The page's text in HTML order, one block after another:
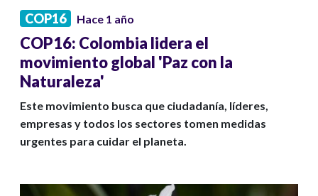
COP16 Hace 1 año
COP16: Colombia lidera el
movimiento global 'Paz con la
Naturaleza'
Este movimiento busca que ciudadanía, líderes,
empresas y todos los sectores tomen medidas
urgentes para cuidar el planeta.